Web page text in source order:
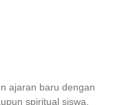
ajaran baru dengan
spiritual siswa.